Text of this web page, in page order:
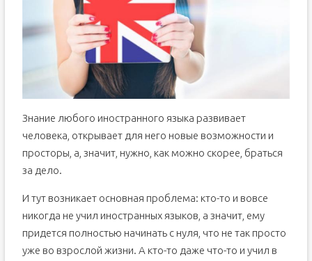
Знание любого иностранного языка развивает
человека, открывает для него новые возможности и
просторы, а, значит, нужно, как можно скорее, браться
за дело.
И тут возникает основная проблема: кто-то и вовсе
никогда не учил иностранных языков, а значит, ему
придется полностью начинать с нуля, что не так просто
уже во взрослой жизни. А кто-то даже что-то и учил в